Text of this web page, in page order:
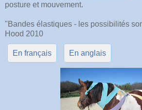
posture et mouvement.
"Bandes élastiques - les possibilités
Hood 2010
En français En anglais